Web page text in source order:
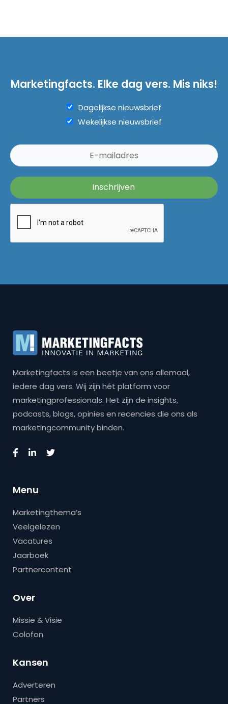
Marketingfacts. Elke dag vers. Mis niks!
Dagelijkse nieuwsbrief
Wekelijkse nieuwsbrief
Marketingfacts is een beetje van ons allemaal,
iedere dag vers. Wij zijn hét platform voor
marketingprofessionals. Het zijn de insights,
podcasts, blogs, opinies en recencies die ons als
marketingcommunity binden.
Menu
Marketingthema’s
Veelgelezen
Vacatures
Jaarboek
Partnercontent
Over
Missie & Visie
Colofon
Kansen
Adverteren
Partners